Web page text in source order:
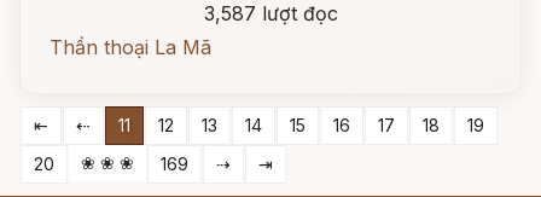
3,587 lượt đọc
Thần thoại La Mã
⇤ ⇠ 11 12 13 14 15 16 17 18
19
20
❀ ❀ ❀ 169 ⇢ ⇥